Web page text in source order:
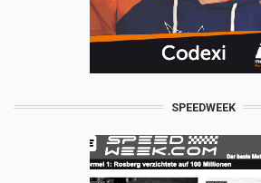
SPEEDWEEK